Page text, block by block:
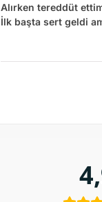
Alırken tereddüt
İlk başta sert geldi